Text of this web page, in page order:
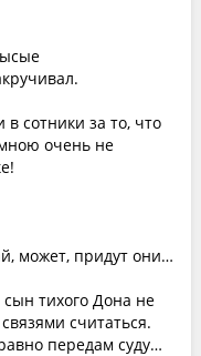
сотники за то, что
очень не
может, придут они…
тихого Дона не
считаться.
передам суду…